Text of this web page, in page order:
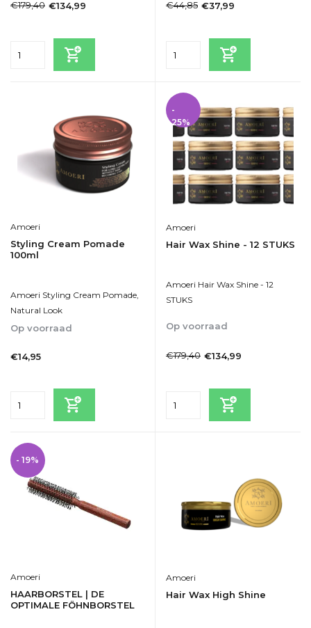
€179,40 €134,99 €44,85 €37,99
Amoeri
Styling Cream Pomade
100ml
Amoeri Styling Cream Pomade,
Natural Look
Op voorraad
€14,95
-
25%
Amoeri
Hair Wax Shine - 12 STUKS
Amoeri Hair Wax Shine - 12
STUKS
Op voorraad
€179,40 €134,99
- 19%
Amoeri
HAARBORSTEL | DE
OPTIMALE FÖHNBORSTEL
Amoeri
Hair Wax High Shine